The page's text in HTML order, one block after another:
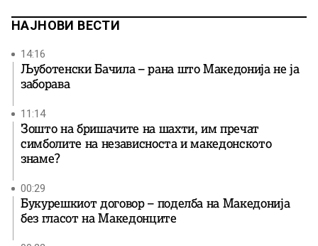
НАЈНОВИ ВЕСТИ
14:16
Љуботенски Бачила – рана што Македонија не ја
заборава
11:14
Зошто на бришачите на шахти, им пречат
симболите на независноста и македонското
знаме?
00:29
Букурешкиот договор – поделба на Македонија
без гласот на Македонците